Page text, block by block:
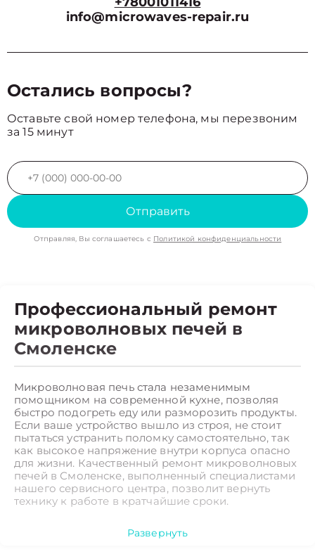
info@microwaves-repair.ru
Остались вопросы?
Оставьте свой номер телефона, мы перезвоним
за 15 минут
Отправить
Отправляя, Вы соглашаетесь с Политикой конфиденциальности
Профессиональный ремонт
микроволновых печей в
Смоленске
Микроволновая печь стала незаменимым
помощником на современной кухне, позволяя
быстро подогреть еду или разморозить продукты.
Если ваше устройство вышло из строя, не стоит
пытаться устранить поломку самостоятельно, так
как высокое напряжение внутри корпуса опасно
для жизни. Качественный ремонт микроволновых
печей в Смоленске, выполненный специалистами
нашего сервисного центра, позволит вернуть
технику к работе в кратчайшие сроки.
Какие неисправности ремонт
Развернуть